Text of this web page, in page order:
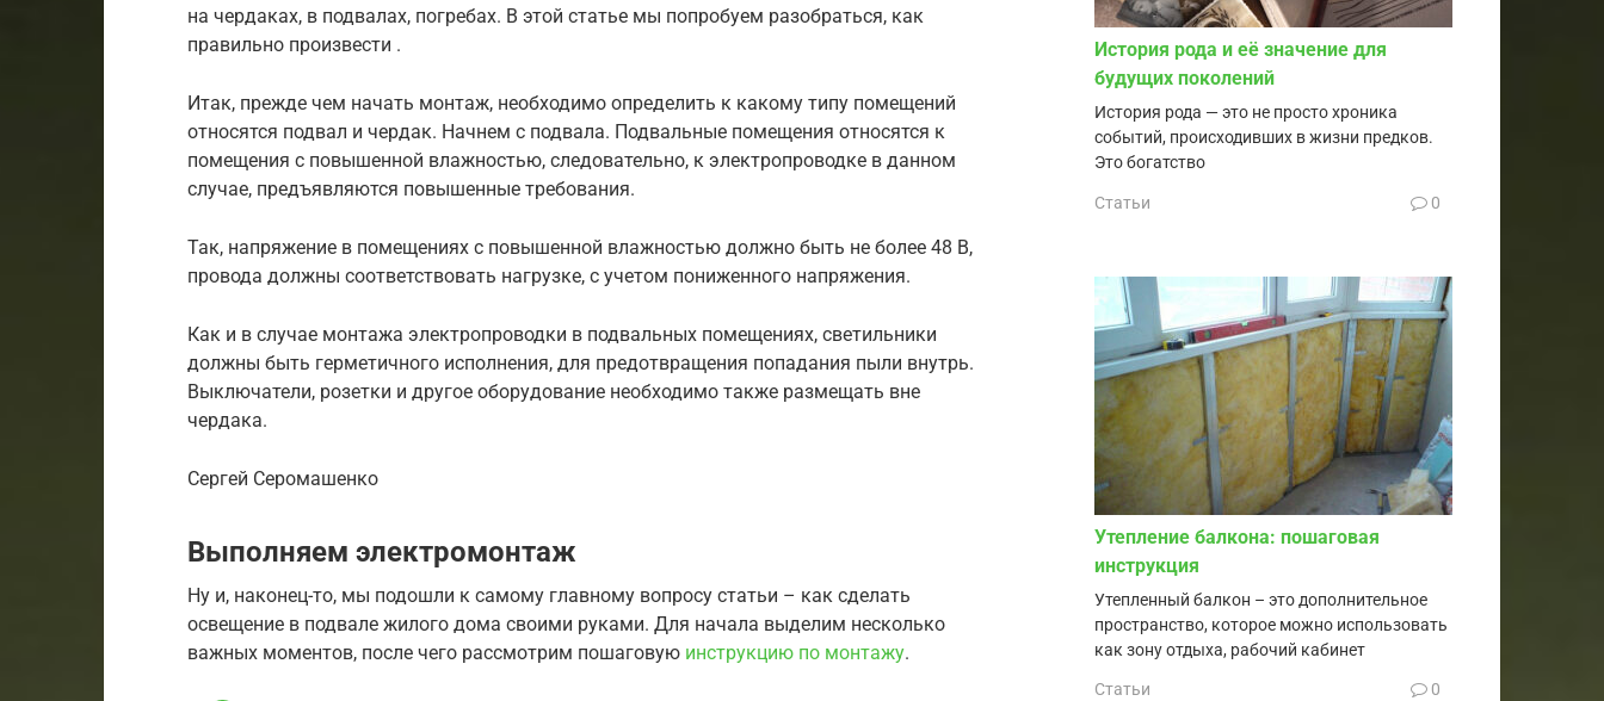
на чердаках, в подвалах, погребах. В этой статье мы попробуем разобраться, как
правильно произвести .
Итак, прежде чем начать монтаж, необходимо определить к какому типу помещений
относятся подвал и чердак. Начнем с подвала. Подвальные помещения относятся к
помещения с повышенной влажностью, следовательно, к электропроводке в данном
случае, предъявляются повышенные требования.
Так, напряжение в помещениях с повышенной влажностью должно быть не более 48 В,
провода должны соответствовать нагрузке, с учетом пониженного напряжения.
Как и в случае монтажа электропроводки в подвальных помещениях, светильники
должны быть герметичного исполнения, для предотвращения попадания пыли внутрь.
Выключатели, розетки и другое оборудование необходимо также размещать вне
чердака.
Сергей Серомашенко
Выполняем электромонтаж
Ну и, наконец-то, мы подошли к самому главному вопросу статьи – как сделать
освещение в подвале жилого дома своими руками. Для начала выделим несколько
важных моментов, после чего рассмотрим пошаговую инструкцию по монтажу.
История рода и её значение для
будущих поколений
История рода — это не просто хроника
событий, происходивших в жизни предков.
Это богатство
Статьи 0
Утепление балкона: пошаговая
инструкция
Утепленный балкон – это дополнительное
пространство, которое можно использовать
как зону отдыха, рабочий кабинет
Статьи 0